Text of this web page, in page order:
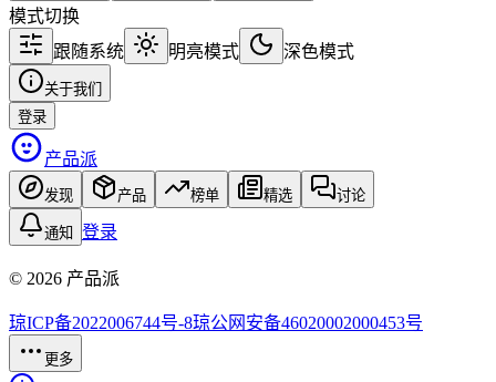
模式切换
跟随系统
明亮模式 深色模式
关于我们
登录
产品派
发现 产品 榜单 精选 讨论
通知 登录
© 2026 产品派
琼ICP备2022006744号-8琼公网安备46020002000453号
更多